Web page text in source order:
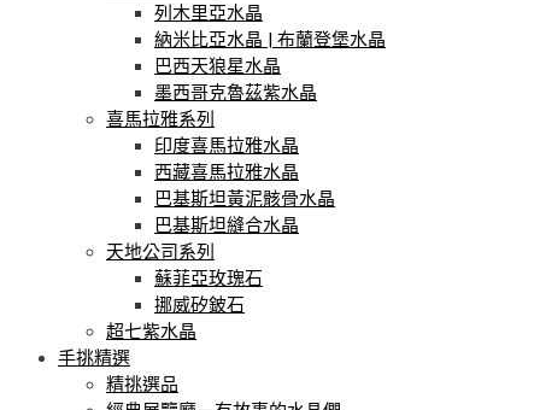
列木里亞水晶
納米比亞水晶 | 布蘭登堡水晶
巴西天狼星水晶
墨西哥克魯茲紫水晶
喜馬拉雅系列
印度喜馬拉雅水晶
西藏喜馬拉雅水晶
巴基斯坦黃泥骸骨水晶
巴基斯坦縫合水晶
天地公司系列
蘇菲亞玫瑰石
挪威矽鈹石
超七紫水晶
手挑精選
精挑選品